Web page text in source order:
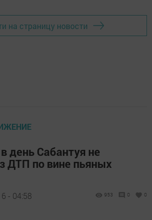
на страницу новости
день Сабантуя не
ДТП по вине пьяных
- 04:58 953 0 0